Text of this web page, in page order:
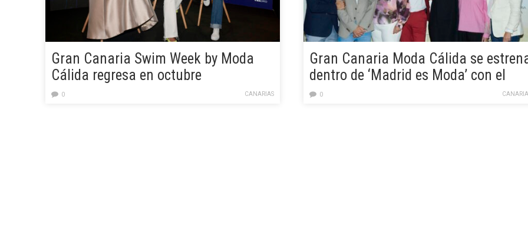
Gran Canaria Swim Week by Moda
Cálida regresa en octubre
consolidada como epicentro europeo
CANARIAS
0
Gran Canaria Moda Cálida se
dentro de ‘Madrid es Moda’ con el
desfile colectivo de Pedro Palmas,
0